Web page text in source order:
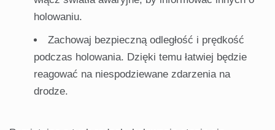
holowaniu.
Zachowaj bezpieczną odległość i prędkość
podczas holowania. Dzięki temu łatwiej będzie
reagować na niespodziewane zdarzenia na
drodze.